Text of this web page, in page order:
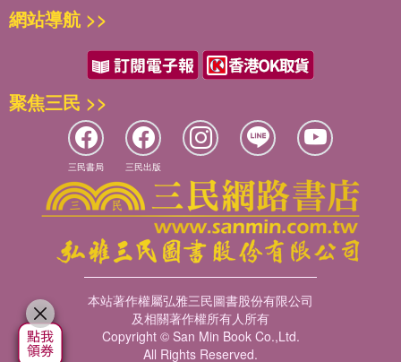
網站導航 >>
聚焦三民 >>
三民書局 三民出版
本站著作權屬弘雅三民圖書股份有限公司
及相關著作權所有人所有
Copyright © San Min Book Co.,Ltd.
All Rights Reserved.